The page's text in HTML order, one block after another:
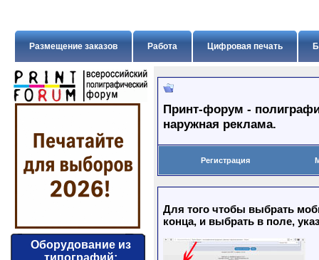
Цифровая печать
Работа
Размещение заказов
Оборудование из
типографий:
Принт-форум -
наружная реклама.
Регистрация
Для того чтобы выбрать
конца, и выбрать в поле,